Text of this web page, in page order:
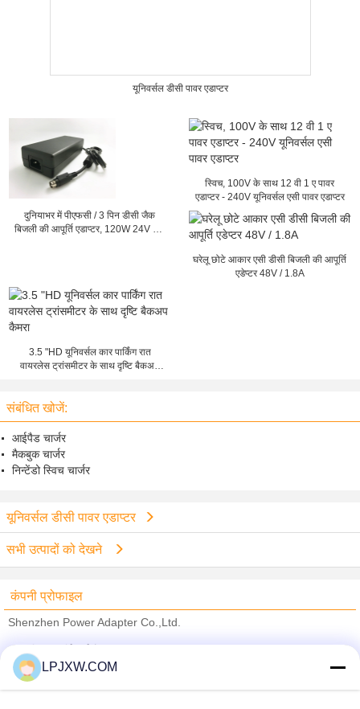
यूनिवर्सल डीसी पावर एडाप्टर
दुनियाभर में पीएफसी / 3 पिन डीसी जैक
बिजली की आपूर्ति एडाप्टर, 120W 24V 5A
स्विच, 100V के साथ 12 वी 1 ए पावर
एडाप्टर - 240V यूनिवर्सल एसी पावर एडाप्टर
घरेलू छोटे आकार एसी डीसी बिजली की आपूर्ति
एडेप्टर 48V / 1.8A
3.5 "HD यूनिवर्सल कार पार्किंग रात
वायरलेस ट्रांसमीटर के साथ दृष्टि बैकअप
संबंधित खोजें:
आईपैड चार्जर
मैकबुक चार्जर
निन्टेंडो स्विच चार्जर
यूनिवर्सल डीसी पावर एडाप्टर
सभी उत्पादों को देखने
कंपनी प्रोफाइल
Shenzhen Power Adapter Co.,Ltd.
Trust Seal
Verified Suplier
LPJXW.COM